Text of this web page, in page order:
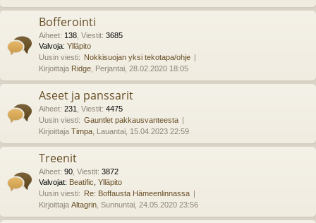
Bofferointi
Aiheet: 138 Viestit: 3685
Valvoja: Ylläpito
Uusin viesti: Nokkisuojan yksi tekotapa/ohje
Kirjoittaja Ridge , Perjantai, 28.02.2020 18:05
Aseet ja panssarit
Aiheet: 231 Viestit: 4475
Uusin viesti: Gauntlet pakkausvanteesta
Kirjoittaja Timpa , Lauantai, 15.04.2023 22:59
Treenit
Aiheet: 90 Viestit: 3872
Valvojat: Beatific Ylläpito
Uusin viesti: Re: Boffausta Hämeenlinnassa
Kirjoittaja Altagrin , Sunnuntai, 24.05.2020 23:56